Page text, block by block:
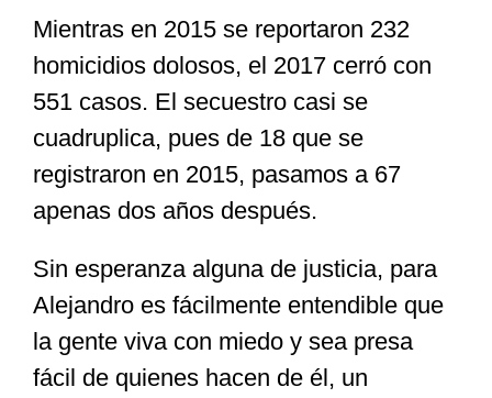
Mientras en 2015 se reportaron 232
homicidios dolosos, el 2017 cerró con
551 casos. El secuestro casi se
cuadruplica, pues de 18 que se
registraron en 2015, pasamos a 67
apenas dos años después.
Sin esperanza alguna de justicia, para
Alejandro es fácilmente entendible que
la gente viva con miedo y sea presa
fácil de quienes hacen de él, un